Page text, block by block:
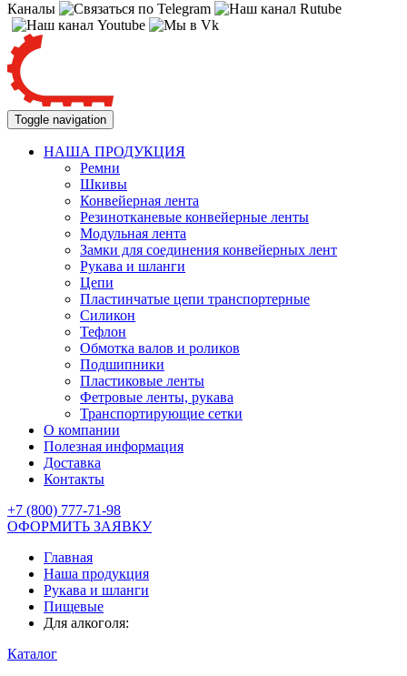
Каналы
Toggle navigation
НАША ПРОДУКЦИЯ
Ремни
Шкивы
Конвейерная лента
Резинотканевые конвейерные ленты
Модульная лента
Замки для соединения конвейерных лент
Рукава и шланги
Цепи
Пластинчатые цепи транспортерные
Силикон
Тефлон
Обмотка валов и роликов
Подшипники
Пластиковые ленты
Фетровые ленты, рукава
Транспортирующие сетки
О компании
Полезная информация
Доставка
Контакты
+7 (800) 777-71-98
ОФОРМИТЬ ЗАЯВКУ
Главная
Наша продукция
Рукава и шланги
Пищевые
Для алкоголя:
Каталог